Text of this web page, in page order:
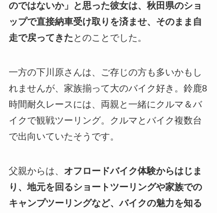
のではないか」と思った彼女は、秋田県のショ
ップで直接納車受け取りを済ませ、そのまま自
走で戻ってきたとのことでした。
一方の下川原さんは、ご存じの方も多いかもし
れませんが、家族揃って大のバイク好き。鈴鹿8
時間耐久レースには、両親と一緒にクルマ＆バ
イクで観戦ツーリング。クルマとバイク複数台
で出向いていたそうです。
父親からは、 オフロードバイク体験からはじま
り、地元を回るショートツーリングや家族での
キャンプツーリングなど、バイクの魅力を知る